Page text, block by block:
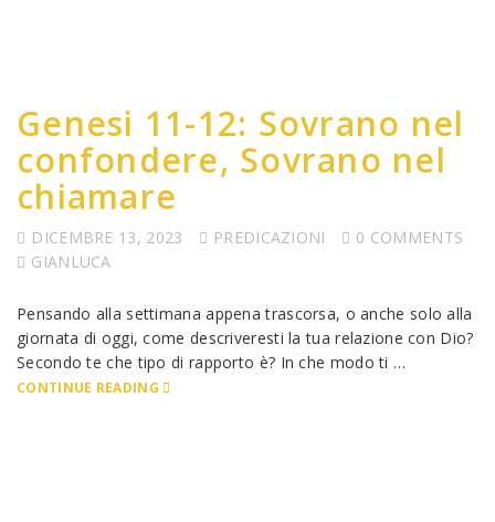
Genesi 11-12: Sovrano nel
confondere, Sovrano nel
chiamare
DICEMBRE 13, 2023 PREDICAZIONI
0 COMMENTS
GIANLUCA
Pensando alla settimana appena trascorsa, o anche solo alla
giornata di oggi, come descriveresti la tua relazione con Dio?
Secondo te che tipo di rapporto è? In che modo ti …
CONTINUE READING